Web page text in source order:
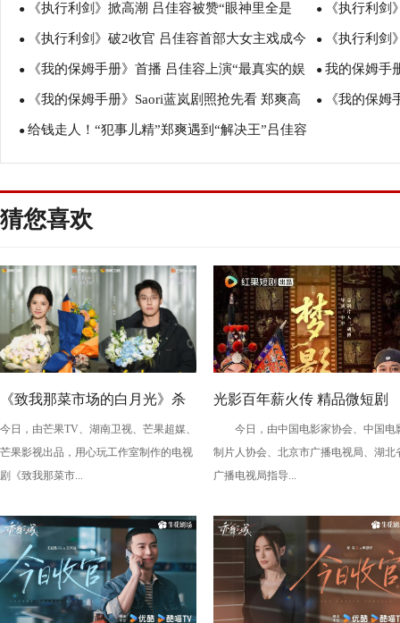
尽显清爽干练 利剑》赢收视
● 《执行利剑》掀高潮 吕佳容被赞“眼神里全是
戏”
● 《执行利
期档
● 《执行利剑》破2收官 吕佳容首部大女主戏成今
年爆款
● 《执行利
式”将开启
● 《我的保姆手册》首播 吕佳容上演“最真实的娱
乐圈”
● 我的保姆手
上热搜
● 《我的保姆手册》Saori蓝岚剧照抢先看 郑爽高
甜吕佳容御姐
● 《我的保
● 给钱走人！“犯事儿精”郑爽遇到“解决王”吕佳容
猜您喜欢
《致我那菜市场的白月光》杀
青 张婧仪陈靖可心向野互成光
今日，由芒果TV、湖南卫视、芒果超媒、
芒果影视出品，用心玩工作室制作的电视
剧《致我那菜市...
光影百年薪火传 精品微短剧
《梦影》定档 敬贺中国电影
周年
今日，由中国电影家协会、中国电
制片人协会、北京市广播电视局、湖北
广播电视局指导...